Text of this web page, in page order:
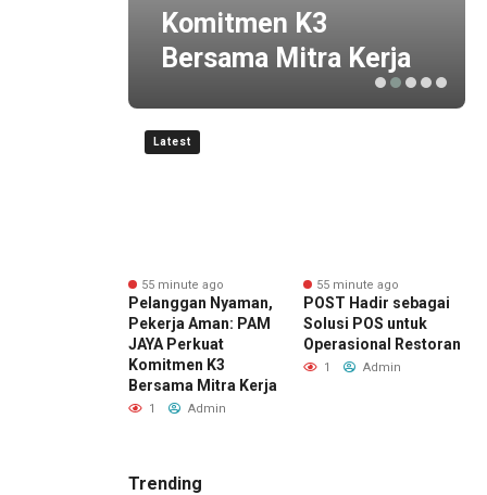
Komitmen K3
Bersama Mitra Kerja
Latest
55 minute ago
Pelanggan Nyaman,
Pekerja Aman: PAM
JAYA Perkuat
Komitmen K3
Bersama Mitra Kerja
1 Admin
55 minute ago
POST Hadir sebagai
Solusi POS untuk
Operasional Restoran
1 Admin
Trending